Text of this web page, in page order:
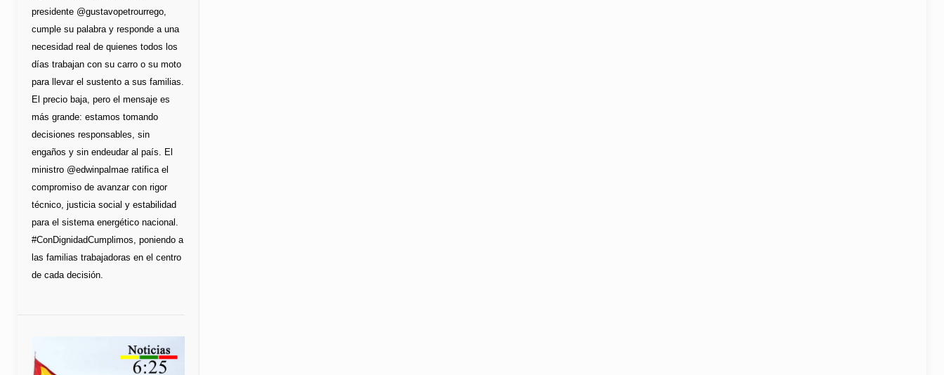
presidente @gustavopetrourrego,
cumple su palabra y responde a una
necesidad real de quienes todos los
días trabajan con su carro o su moto
para llevar el sustento a sus familias.
El precio baja, pero el mensaje es
más grande: estamos tomando
decisiones responsables, sin
engaños y sin endeudar al país. El
ministro @edwinpalmae ratifica el
compromiso de avanzar con rigor
técnico, justicia social y estabilidad
para el sistema energético nacional.
#ConDignidadCumplimos, poniendo a
las familias trabajadoras en el centro
de cada decisión.